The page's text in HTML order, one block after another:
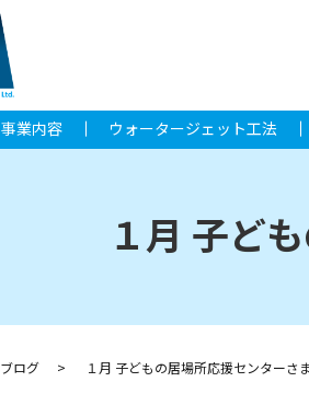
事業内容 ウォータージェット工法
１月 子ど
ブログ １月 子どもの居場所応援センターさ